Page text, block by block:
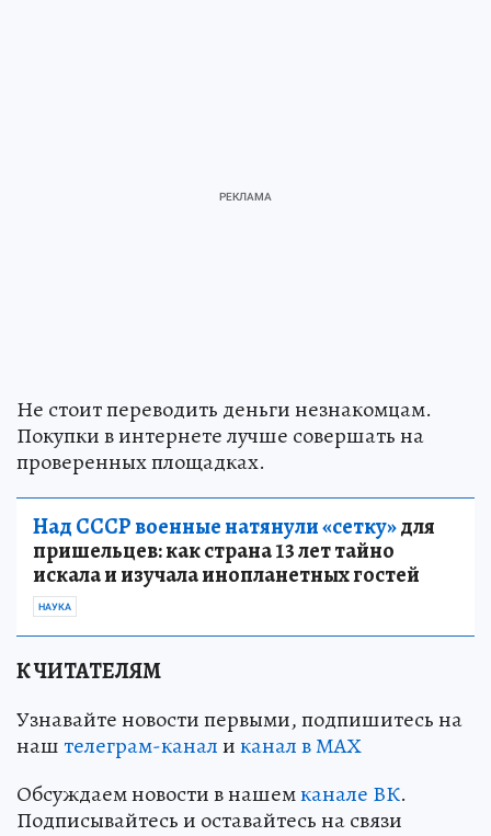
Не стоит переводить деньги незнакомцам.
Покупки в интернете лучше совершать на
проверенных площадках.
Над СССР военные натянули «сетку»для
пришельцев: как страна 13 лет тайно
искала и изучала инопланетных гостей
НАУКА
К ЧИТАТЕЛЯМ
Узнавайте новости первыми, подпишитесь на
наштелеграм-каналиканал в МАХ
Обсуждаем новости в нашемканале ВК.
Подписывайтесь и оставайтесь на связи